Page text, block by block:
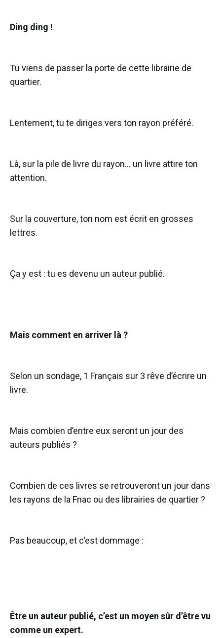
Ding ding !
Tu viens de passer la porte de cette librairie de
quartier.
Lentement, tu te diriges vers ton rayon préféré.
Là, sur la pile de livre du rayon… un livre attire ton
attention.
Sur la couverture, ton nom est écrit en grosses
lettres.
Ça y est : tu es devenu un auteur publié.
Mais comment en arriver là ?
Selon un sondage, 1 Français sur 3 rêve d’écrire un
livre.
Mais combien d’entre eux seront un jour des
auteurs publiés ?
Combien de ces livres se retrouveront un jour dans
les rayons de la Fnac ou des librairies de quartier ?
Pas beaucoup, et c’est dommage :
Être un auteur publié, c’est un moyen sûr d’être vu
comme un expert.